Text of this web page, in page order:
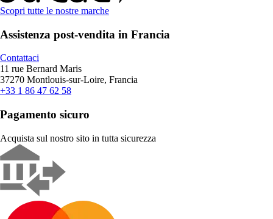
Scopri tutte le nostre marche
Assistenza post-vendita in Francia
Contattaci
11 rue Bernard Maris
37270 Montlouis-sur-Loire, Francia
+33 1 86 47 62 58
Pagamento sicuro
Acquista sul nostro sito in tutta sicurezza